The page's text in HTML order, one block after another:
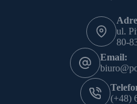
ul.
80-
Email:
(+48)